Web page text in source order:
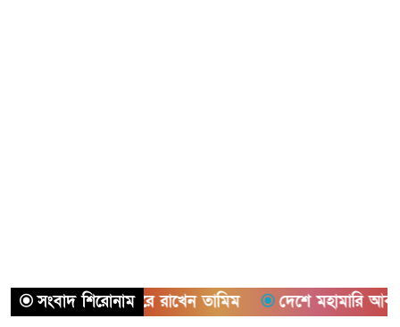
সংবাদ শিরোনাম
নিজেকে দূরে রাখেন তামিম দেশে মহামারি আকার